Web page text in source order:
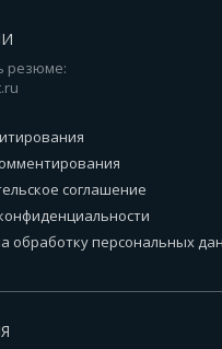
резюме:
соглашение
обработку персональных